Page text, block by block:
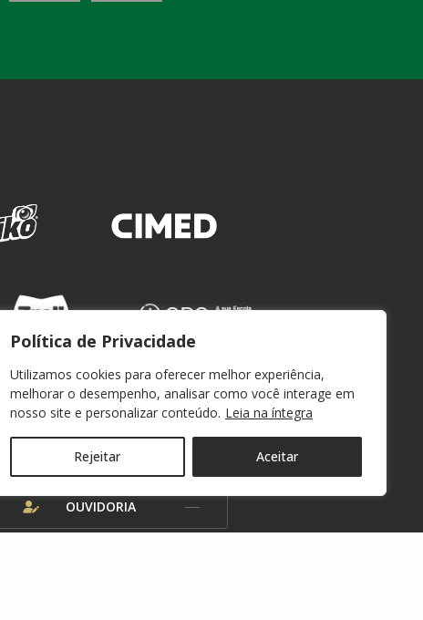
Política de Privacidade
Utilizamos cookies para oferecer melhor experiência,
melhorar o desempenho, analisar como você interage em
nosso site e personalizar conteúdo. Leia na íntegra
Rejeitar Aceitar
WEBMAIL
OUVIDORIA